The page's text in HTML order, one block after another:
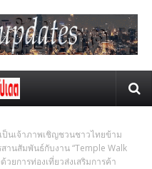
ป็นเจ้าภาพเชิญชวนชาวไทยข้าม
านสัมพันธ์กับงาน “Temple Walk
ยการท่องเที่ยวส่งเสริมการค้า